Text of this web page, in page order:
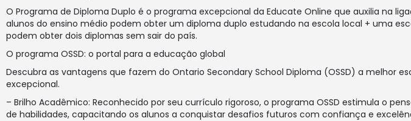
O Programa de Diploma Duplo é o programa excepcional da Educate Online que auxilia na
alunos do ensino médio podem obter um diploma duplo estudando na escola local + uma
podem obter dois diplomas sem sair do país.
O programa OSSD: o portal para a educação global
Descubra as vantagens que fazem do Ontario Secondary School Diploma (OSSD) a melhor
excepcional.
– Brilho Acadêmico: Reconhecido por seu currículo rigoroso, o programa OSSD estimula o
de habilidades, capacitando os alunos a conquistar desafios futuros com confiança e